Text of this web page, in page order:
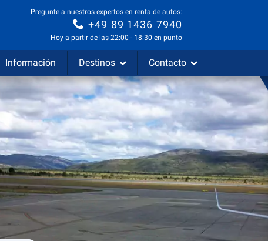
Pregunte a nuestros expertos en renta de autos:
+49 89 1436 7940
Hoy a partir de las 22:00 - 18:30 en punto
Información Destinos Contacto